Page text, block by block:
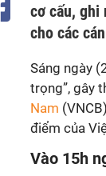
cơ cấu, ghi
cho các
Sáng ngày
trọng”, gây
Nam
điểm của
Vào 15h